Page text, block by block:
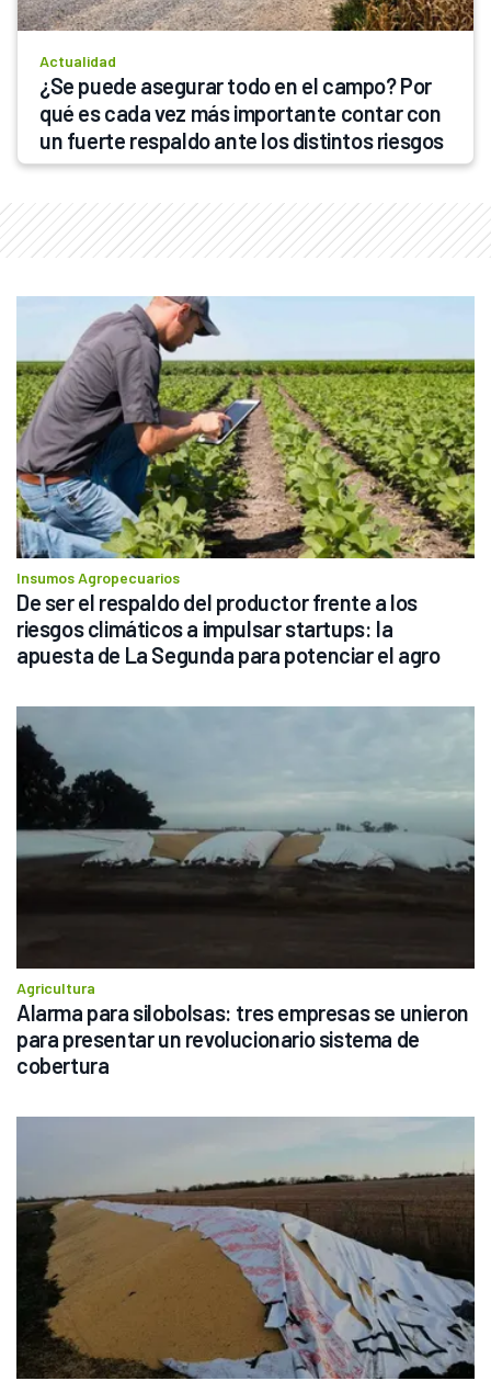
Actualidad
¿Se puede asegurar todo en el campo? Por
qué es cada vez más importante contar con
un fuerte respaldo ante los distintos riesgos
Insumos Agropecuarios
De ser el respaldo del productor frente a los
riesgos climáticos a impulsar startups: la
apuesta de La Segunda para potenciar el agro
Agricultura
Alarma para silobolsas: tres empresas se unieron
para presentar un revolucionario sistema de
cobertura